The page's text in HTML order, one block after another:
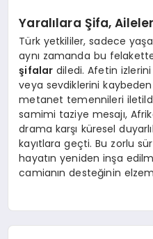
Yaralılara Şifa,
Türk yetkililer, sadece
aynı zamanda bu
şifalar diledi. Afetin
veya sevdiklerini
metanet temennileri
samimi taziye mesajı,
drama karşı küresel
kayıtlara geçti. Bu zorlu
hayatın yeniden inşa
camianın desteğinin